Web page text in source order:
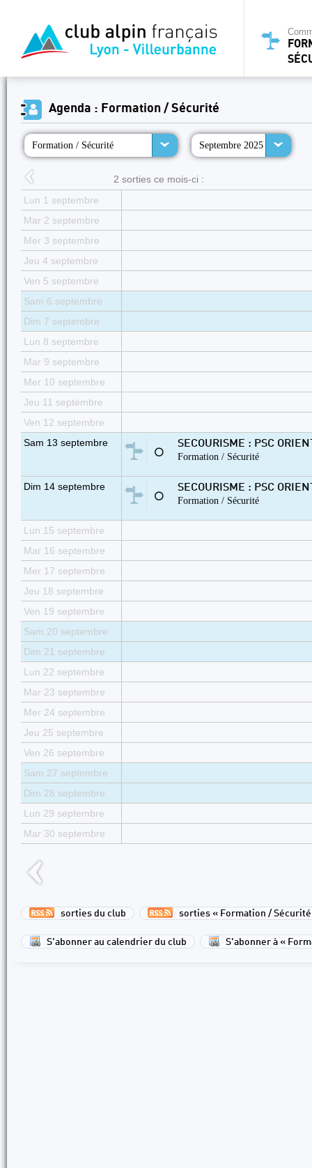
Agenda : Formation / Sécurité
Formation / Sécurité Septembre 2025
2 sorties ce mois-ci :
Lun 1 septembre
Mar 2 septembre
Mer 3 septembre
Jeu 4 septembre
Ven 5 septembre
Sam 6 septembre
Dim 7 septembre
Lun 8 septembre
Mar 9 septembre
Mer 10 septembre
Jeu 11 septembre
Ven 12 septembre
Sam 13 septembre
⚪
SECOURISME : PSC
Formation / Sécurité
Dim 14 septembre
⚪
SECOURISME : PSC
Formation / Sécurité
Lun 15 septembre
Mar 16 septembre
Mer 17 septembre
Jeu 18 septembre
Ven 19 septembre
Sam 20 septembre
Dim 21 septembre
Lun 22 septembre
Mar 23 septembre
Mer 24 septembre
Jeu 25 septembre
Ven 26 septembre
Sam 27 septembre
Dim 28 septembre
Lun 29 septembre
Mar 30 septembre
sorties du club sorties « Formation / Sécurité
S'abonner au calendrier du club S'abonner à «